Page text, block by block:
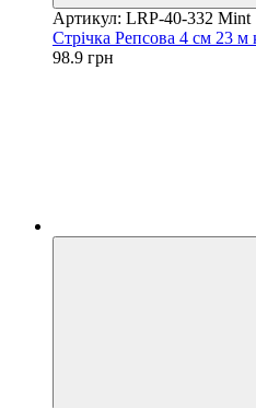
Артикул: LRP-40-332 Mint
Стрічка Репсова 4 см 23 м
98.9 грн